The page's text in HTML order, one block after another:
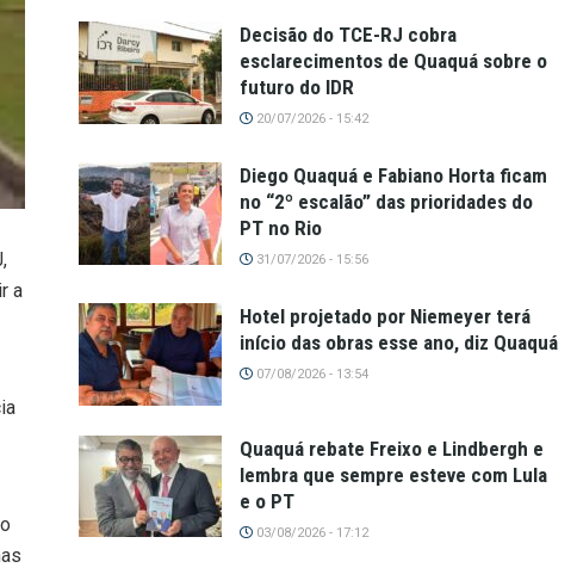
a
Decisão do TCE-RJ cobra
esclarecimentos de Quaquá sobre o
futuro do IDR
20/07/2026 - 15:42
Diego Quaquá e Fabiano Horta ficam
no “2º escalão” das prioridades do
PT no Rio
31/07/2026 - 15:56
Hotel projetado por Niemeyer terá
início das obras esse ano, diz Quaquá
07/08/2026 - 13:54
Quaquá rebate Freixo e Lindbergh e
lembra que sempre esteve com Lula
e o PT
03/08/2026 - 17:12